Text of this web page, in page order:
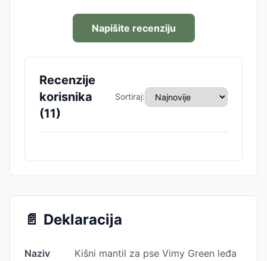
Napišite recenziju
Recenzije
korisnika
(11)
Sortiraj:
📄 Deklaracija
Naziv
Kišni mantil za pse Vimy Green leđa